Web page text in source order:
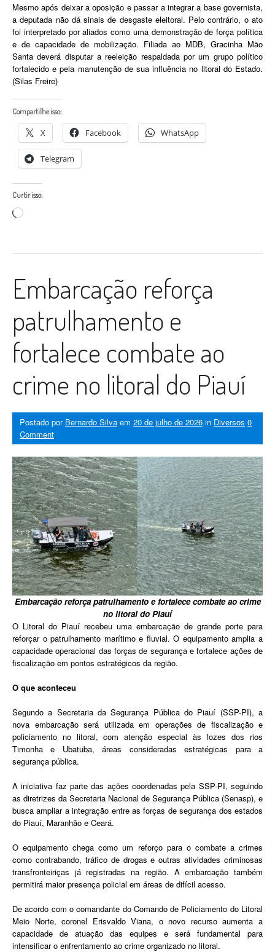
Mesmo após deixar a oposição e passar a integrar a base governista,
a deputada não dá sinais de desgaste eleitoral. Pelo contrário, o ato
foi interpretado por aliados como uma demonstração de força política
e de capacidade de mobilização. Filiada ao MDB, Gracinha Mão
Santa deverá disputar a reeleição respaldada por um grupo político
fortalecido e pela manutenção de sua influência no litoral do Estado.
(Silas Freire)
Compartilhe isso:
X Facebook WhatsApp
Telegram
Curtir isso:
Carregando...
Embarcação reforça
patrulhamento e
fortalece combate ao
crime no litoral do Piauí
Postado por Bernardo Silva em 20 de julho de 2026 in Diversos 0
Comment
Embarcação reforça patrulhamento e fortalece combate ao crime
no litoral do Piauí
O Litoral do Piauí recebeu uma embarcação de grande porte para
reforçar o patrulhamento marítimo e fluvial. O equipamento amplia a
capacidade operacional das forças de segurança e fortalece ações de
fiscalização em pontos estratégicos da região.
O que aconteceu
Segundo a Secretaria da Segurança Pública do Piauí (SSP-PI), a
nova embarcação será utilizada em operações de fiscalização e
policiamento no litoral, com atenção especial às fozes dos rios
Timonha e Ubatuba, áreas consideradas estratégicas para a
segurança pública.
A iniciativa faz parte das ações coordenadas pela SSP-PI, seguindo
as diretrizes da Secretaria Nacional de Segurança Pública (Senasp), e
busca ampliar a integração entre as forças de segurança dos estados
do Piauí, Maranhão e Ceará.
O equipamento chega como um reforço para o combate a crimes
como contrabando, tráfico de drogas e outras atividades criminosas
transfronteiriças já registradas na região. A embarcação também
permitirá maior presença policial em áreas de difícil acesso.
De acordo com o comandante do Comando de Policiamento do Litoral
Meio Norte, coronel Erisvaldo Viana, o novo recurso aumenta a
capacidade de atuação das equipes e será fundamental para
intensificar o enfrentamento ao crime organizado no litoral.